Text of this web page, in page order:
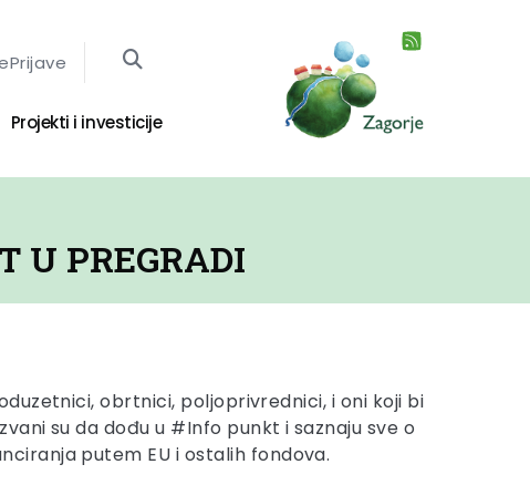
Projekti i investicije
U PREGRADI
obrtnici, poljoprivrednici, i oni koji bi
su da dođu u #Info punkt i saznaju sve o
putem EU i ostalih fondova.